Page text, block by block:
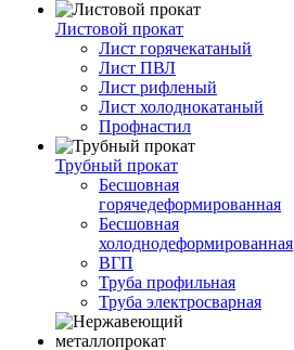
Листовой прокат
Лист горячекатаный
Лист ПВЛ
Лист рифленый
Лист холоднокатаный
Профнастил
Трубный прокат
Бесшовная
горячедеформированная
Бесшовная
холоднодеформированная
ВГП
Труба профильная
Труба электросварная